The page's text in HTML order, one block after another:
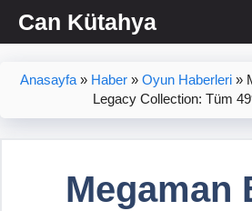
İçeriğe
atlaCan Kütahya
Anasayfa» Haber» Oyun Haberleri»
Legacy Collection: Tüm
Megaman